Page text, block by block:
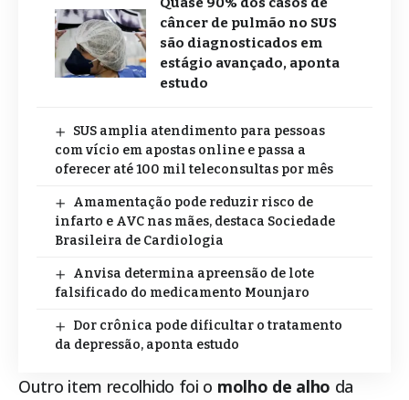
câncer de pulmão no SUS
são diagnosticados em
estágio avançado, aponta
estudo
SUS amplia atendimento para pessoas
com vício em apostas online e passa a
oferecer até 100 mil teleconsultas por mês
Amamentação pode reduzir risco de
infarto e AVC nas mães, destaca Sociedade
Brasileira de Cardiologia
Anvisa determina apreensão de lote
falsificado do medicamento Mounjaro
Dor crônica pode dificultar o tratamento
da depressão, aponta estudo
Outro item recolhido foi o molho de alho da